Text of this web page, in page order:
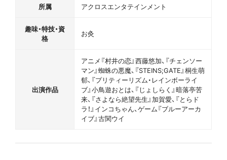
所属 アクロスエンタテインメント
趣味・特技・資
格
お灸
出演作品
アニメ『村井の恋』西藤悠加、『チェンソー
マン』蜘蛛の悪魔、『STEINS;GATE』桐生萌
郁、『プリティーリズム・レインボーライ
ブ』小鳥遊おとは、『じょしらく』暗落亭苦
来、『さよなら絶望先生』加賀愛、『とらド
ラ！』インコちゃん、ゲーム『ブルーアーカ
イブ』古関ウイ